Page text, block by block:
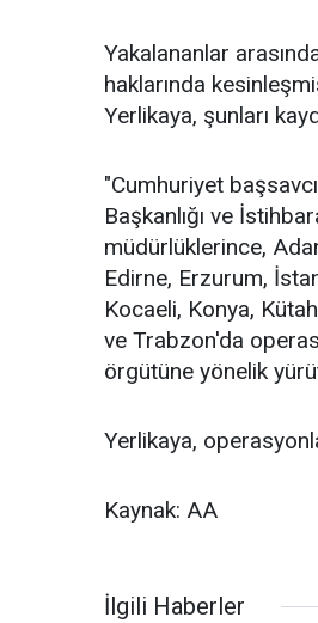
Yakalananlar
haklarında
Yerlikaya, şunları
"Cumhuriyet
Başkanlığı ve
müdürlüklerince,
Edirne, Erzurum,
Kocaeli, Konya,
ve Trabzon'da
örgütüne yönelik
Yerlikaya,
Kaynak: AA
İlgili Haberler